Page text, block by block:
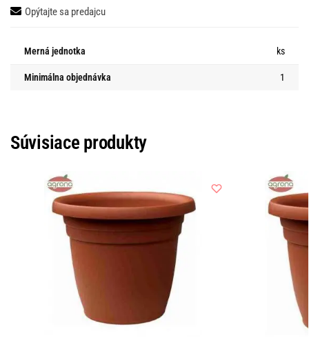
Opýtajte sa predajcu
Merná jednotka ks
Minimálna objednávka 1
Súvisiace produkty